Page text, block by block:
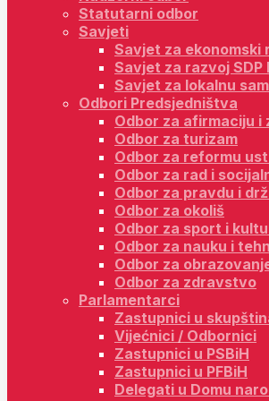
Statutarni odbor
Savjeti
Savjet za ekonomski
Savjet za razvoj SDP
Savjet za lokalnu
Odbori Predsjedništva
Odbor za afirmaciju
Odbor za turizam
Odbor za reformu
Odbor za rad i
Odbor za pravdu i
Odbor za okoliš
Odbor za sport i
Odbor za nauku i
Odbor za
Odbor za zdravstvo
Parlamentarci
Zastupnici u
Vijećnici / Odbornici
Zastupnici u PSBiH
Zastupnici u PFBiH
Delegati u Domu